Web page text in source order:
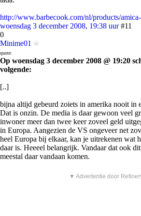
http://www.barbecook.com/nl/products/
woensdag 3 december 2008, 19:38 uur #11
0
Minime01
quote:
Op woensdag 3 december 2008 @ 19:20
volgende:
[..]
bijna altijd gebeurd zoiets in amerika nooit in
Dat is onzin. De media is daar gewoon veel
inwoner meer dan twee keer zoveel geld
in Europa. Aangezien de VS ongeveer net
heel Europa bij elkaar, kan je uitrekenen wat
daar is. Heeeel belangrijk. Vandaar dat ook
meestal daar vandaan komen.
▼ Advertentie door